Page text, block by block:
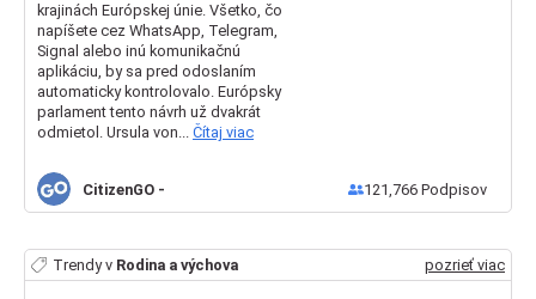
krajinách Európskej únie. Všetko, čo
napíšete cez WhatsApp, Telegram,
Signal alebo inú komunikačnú
aplikáciu, by sa pred odoslaním
automaticky kontrolovalo. Európsky
parlament tento návrh už dvakrát
odmietol. Ursula von... Čítaj viac
CitizenGO - 121,766 Podpisov
Trendy v Rodina a výchova pozrieť viac